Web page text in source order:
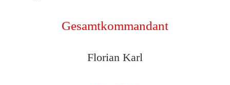
Gesamtkommandant
Florian Karl